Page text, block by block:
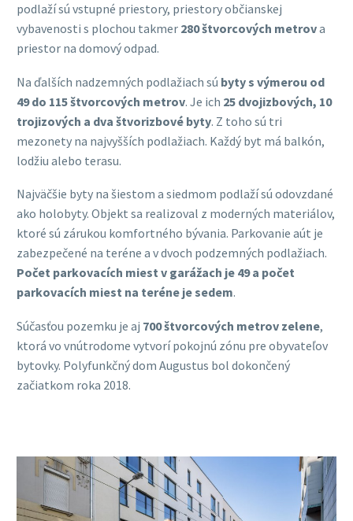
podlaží sú vstupné priestory, priestory občianskej
vybavenosti s plochou takmer 280 štvorcových metrova
priestor na domový odpad.
Na ďalších nadzemných podlažiach sú byty s výmerou od
49 do 115 štvorcových metrov. Je ich 25 dvojizbových, 10
trojizových a dva štvorizbové byty. Z toho sú tri
mezonety na najvyšších podlažiach. Každý byt má balkón,
lodžiu alebo terasu.
Najväčšie byty na šiestom a siedmom podlaží sú odovzdané
ako holobyty. Objekt sa realizoval z moderných materiálov,
ktoré sú zárukou komfortného bývania. Parkovanie aút je
zabezpečené na teréne a v dvoch podzemných podlažiach.
Počet parkovacích miest v garážach je 49 a počet
parkovacích miest na teréne je sedem.
Súčasťou pozemku je aj 700 štvorcových metrov zelene,
ktorá vo vnútrodome vytvorí pokojnú zónu pre obyvateľov
bytovky. Polyfunkčný dom Augustus bol dokončený
začiatkom roka 2018.